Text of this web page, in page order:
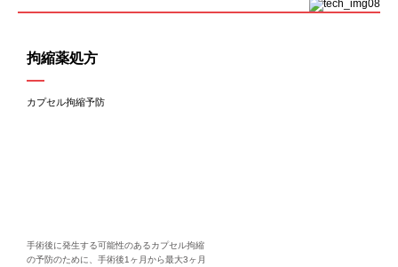
拘縮薬処方
カプセル拘縮予防
手術後に発生する可能性のあるカプセル拘縮
の予防のために、手術後1ヶ月から最大3ヶ月